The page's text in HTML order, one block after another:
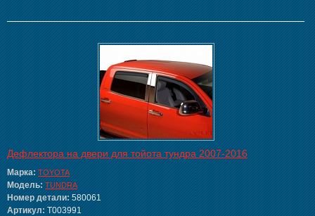
Дефлектора на двери для тойота тундра 2007-2016
Марка: TOYOTA
Модель: TUNDRA
Номер детали: 580061
Артикул: T003991